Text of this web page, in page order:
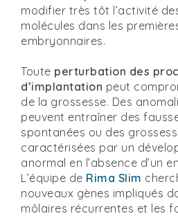
modifier très tôt l’activité
molécules dans les
embryonnaires.
Toute perturbation des
d’implantation peut
de la grossesse. Des
peuvent entraîner des
spontanées ou des
caractérisées par un
anormal en l’absence d’un
L’équipe de Rima Slim
nouveaux gènes impliqués
môlaires récurrentes et les